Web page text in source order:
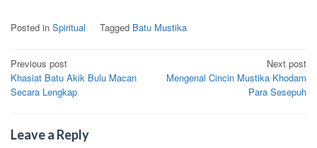
Posted in Spiritual Tagged Batu Mustika
Post
navigation
Previous post
Khasiat Batu Akik Bulu Macan
Secara Lengkap
Next post
Mengenal Cincin Mustika Khodam
Para Sesepuh
Leave a Reply